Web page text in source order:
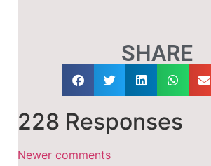
SHARE
228 Responses
Newer comments